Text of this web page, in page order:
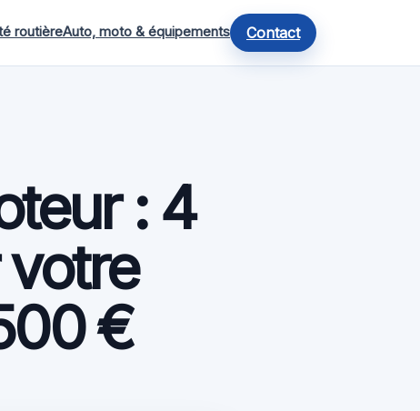
routièreAuto, moto & équipements Contact
: 4
€